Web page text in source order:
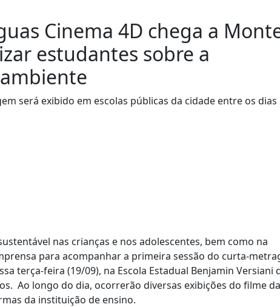
Cinema 4D chega a
estudantes sobre a
será exibido em escolas públicas da cidade entre os dias
nas crianças e nos adolescentes, bem como na
para acompanhar a primeira sessão do curta-
terça-feira (19/09), na Escola Estadual Benjamin Versiani
Ao longo do dia, ocorrerão diversas exibições do filme
da instituição de ensino.